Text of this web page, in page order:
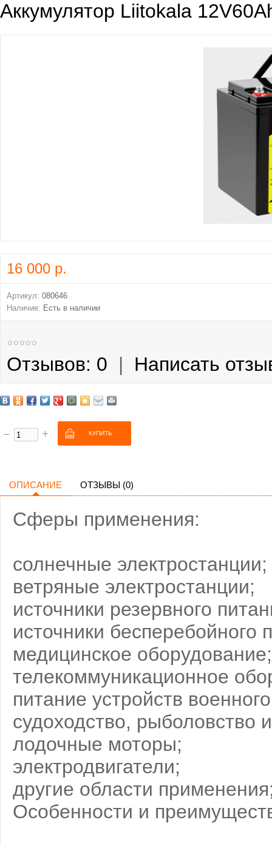
Аккумулятор Liitokala
16 000 р.
Артикул: 080646
Наличие: Есть в наличии
Отзывов: 0 | Написать
ОПИСАНИЕ ОТЗЫВЫ (0)
Сферы применения:
солнечные электростанции;
ветряные электростанции;
источники резервного
источники бесперебойного
медицинское оборудование;
телекоммуникационное
питание устройств
судоходство, рыболовство
лодочные моторы;
электродвигатели;
другие области
Особенности и